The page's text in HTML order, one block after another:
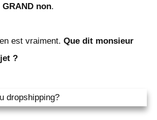
non.
est vraiment. Que dit monsieur
?